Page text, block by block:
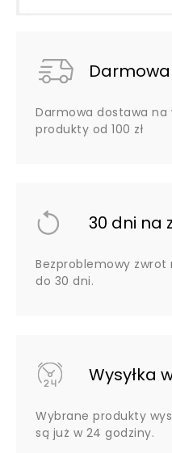
Darmowa dostawa na
produkty od 100 zł
30 dni na
Bezproblemowy zwrot
do 30 dni.
Wysyłka
Wybrane produkty
są już w 24 godziny.